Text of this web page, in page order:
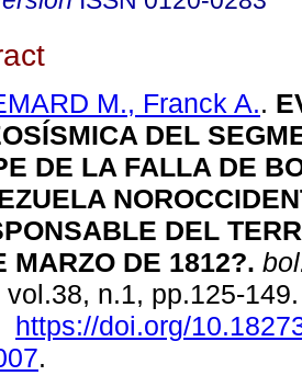
M., Franck A..
DEL
DE LA FALLA DE
DEL
MARZO DE 1812?.
vol.38, n.1, pp.125-
https://doi.org/
.